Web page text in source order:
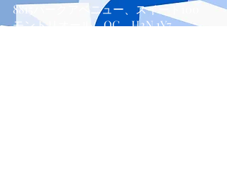
8815パークアベニュー、スイート100
モントリオール、QC、H2N 1Y7